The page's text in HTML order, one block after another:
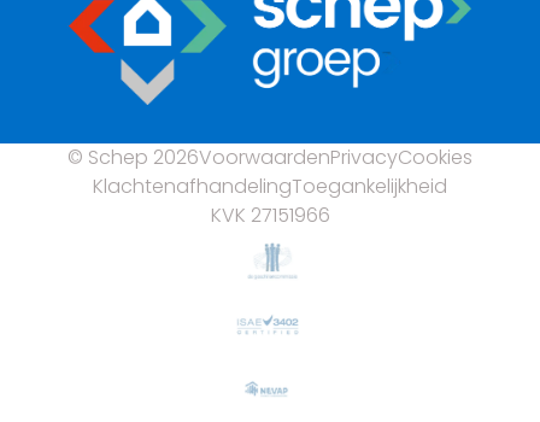
© Schep 2026VoorwaardenPrivacyCookies
KlachtenafhandelingToegankelijkheid
KVK 27151966